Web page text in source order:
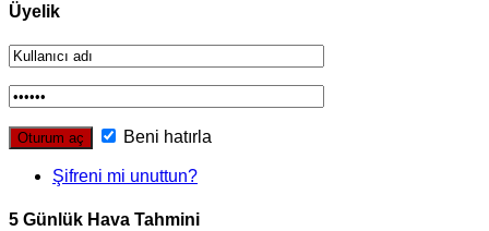
Üyelik
Beni hatırla
Şifreni mi unuttun?
5 Günlük Hava Tahmini